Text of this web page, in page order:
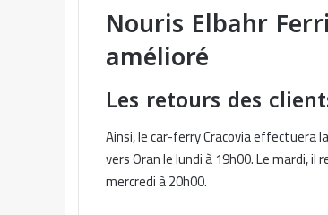
Nouris Elbahr
amélioré
Les retours des
Ainsi, le car-ferry Cracovia effectuera
vers Oran le lundi à 19h00. Le mardi,
mercredi à 20h00.